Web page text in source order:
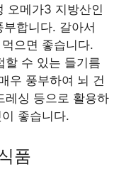
오메가3 지방산인
합니다. 갈아서
으면 좋습니다.
할 수 있는 들기름
우 풍부하여 뇌 건
레싱 등으로 활용하
좋습니다.
품